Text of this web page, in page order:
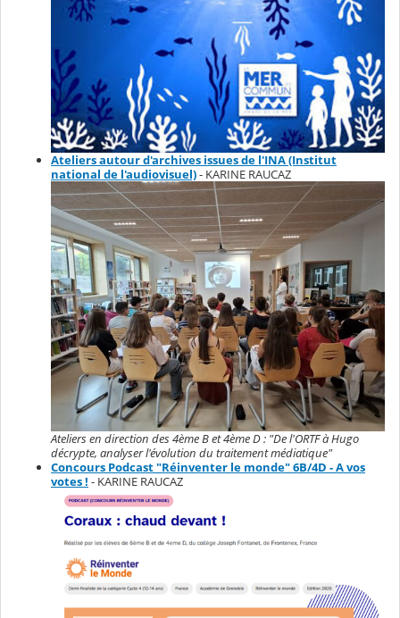
Ateliers autour d'archives issues de l'INA (Institut
national de l'audiovisuel)- KARINE RAUCAZ
Ateliers en direction des 4ème B et 4ème D : "De l'ORTF à Hugo
décrypte, analyser l'évolution du traitement médiatique"
Concours Podcast "Réinventer le monde" 6B/4D - A vos
votes ! - KARINE RAUCAZ